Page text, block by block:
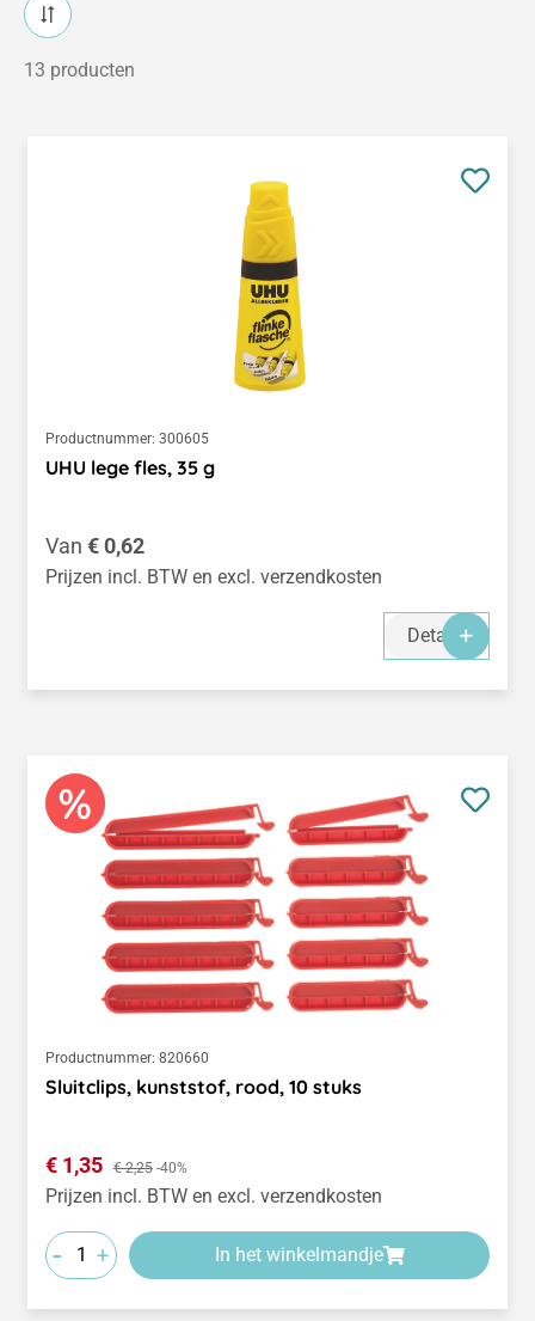
13 producten
Productnummer: 300605
UHU lege fles, 35 g
Normale prijs:
Van € 0,62
Prijzen incl. BTW en excl. verzendkosten
Details
Productnummer: 820660
Sluitclips, kunststof, rood, 10 stuks
Verkoopprijs:
€ 1,35 Normale prijs:
€ 2,25 -40%
Prijzen incl. BTW en excl. verzendkosten
- + In het winkelmandje